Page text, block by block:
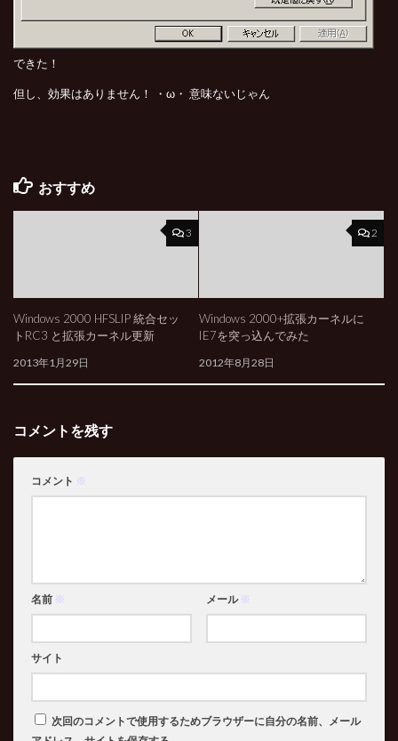
できた！
但し、効果はありません！ ・ω・ 意味ないじゃん
おすすめ
3
Windows 2000 HFSLIP 統合セッ
トRC3 と拡張カーネル更新
2013年1月29日
2
Windows 2000+拡張カーネルに
IE7を突っ込んでみた
2012年8月28日
コメントを残す
コメント ※
名前 ※ メール ※
サイト
次回のコメントで使用するためブラウザーに自分の名前、メール